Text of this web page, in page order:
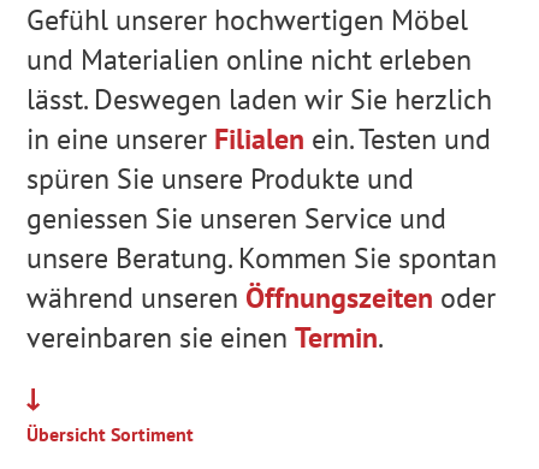
Gefühl unserer hochwertigen Möbel
und Materialien online nicht erleben
lässt. Deswegen laden wir Sie herzlich
in eine unserer Filialen ein. Testen und
spüren Sie unsere Produkte und
geniessen Sie unseren Service und
unsere Beratung. Kommen Sie spontan
während unseren Öffnungszeiten oder
vereinbaren sie einenTermin.
Übersicht Sortiment